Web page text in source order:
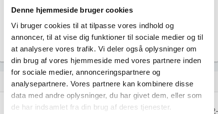
Denne hjemmeside bruger cookies
Vi bruger cookies til at tilpasse vores indhold og
annoncer, til at vise dig funktioner til sociale medier og til
at analysere vores trafik. Vi deler også oplysninger om
din brug af vores hjemmeside med vores partnere inden
for sociale medier, annonceringspartnere og
analysepartnere. Vores partnere kan kombinere disse
data med andre oplysninger, du har givet dem, eller som
de har indsamlet fra din brug af deres tjenester.
Årsrapporten 2022-12
Årsrapporten 2021-12 file_download
assignment Regnskaber
Resultat i 1000
2025-12 2024-12 2023-12